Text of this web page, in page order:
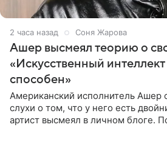
2 часа назад Соня Жарова
Ашер высмеял теорию о
«Искусственный интеллект
способен»
Американский исполнитель Ашер
слухи о том, что у него есть
артист высмеял в личном блоге.